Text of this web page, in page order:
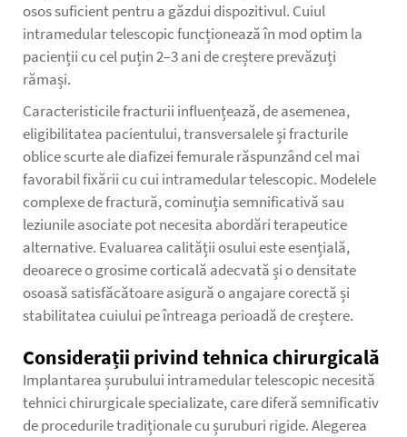
osos suficient pentru a găzdui dispozitivul. Cuiul
intramedular telescopic funcționează în mod optim la
pacienții cu cel puțin 2–3 ani de creștere prevăzuți
rămași.
Caracteristicile fracturii influențează, de asemenea,
eligibilitatea pacientului, transversalele și fracturile
oblice scurte ale diafizei femurale răspunzând cel mai
favorabil fixării cu cui intramedular telescopic. Modelele
complexe de fractură, cominuția semnificativă sau
leziunile asociate pot necesita abordări terapeutice
alternative. Evaluarea calității osului este esențială,
deoarece o grosime corticală adecvată și o densitate
osoasă satisfăcătoare asigură o angajare corectă și
stabilitatea cuiului pe întreaga perioadă de creștere.
Considerații privind tehnica chirurgicală
Implantarea șurubului intramedular telescopic necesită
tehnici chirurgicale specializate, care diferă semnificativ
de procedurile tradiționale cu șuruburi rigide. Alegerea